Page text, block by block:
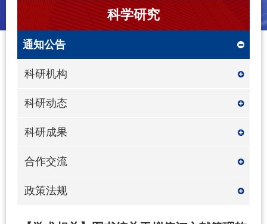
科学研究
通知公告
科研机构
科研动态
科研成果
合作交流
政策法规